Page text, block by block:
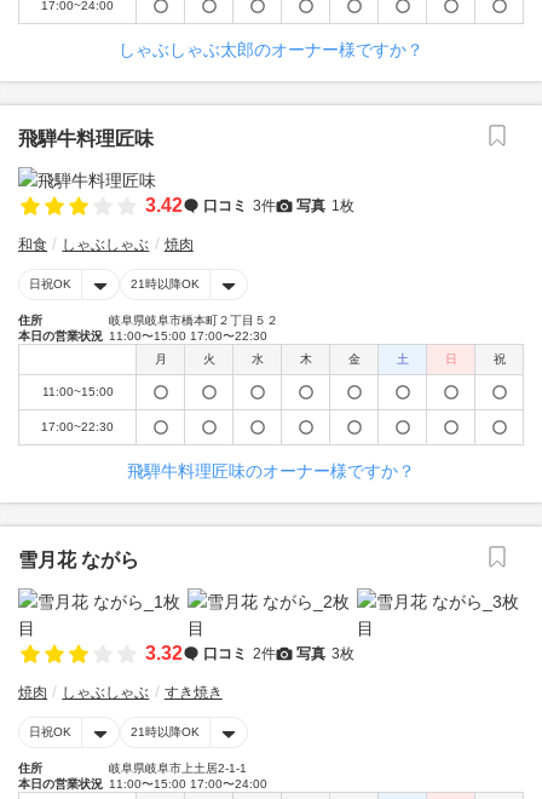
17:00~24:00
しゃぶしゃぶ太郎のオーナー様ですか？
飛騨牛料理匠味
3.42 口コミ 3件 写真 1枚
和食 しゃぶしゃぶ 焼肉
日祝OK 21時以降OK
住所
岐阜県岐阜市橋本町２丁目５２
本日の営業状況 11:00〜15:00 17:00〜22:30
月
火 水 木 金 土 日 祝
11:00~15:00
17:00~22:30
飛騨牛料理匠味のオーナー様ですか？
雪月花 ながら
3.32 口コミ 2件 写真 3枚
焼肉 しゃぶしゃぶ すき焼き
日祝OK 21時以降OK
住所
岐阜県岐阜市上土居2-1-1
本日の営業状況 11:00〜15:00 17:00〜24:00